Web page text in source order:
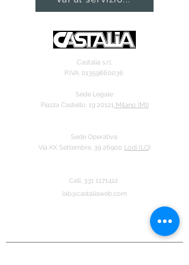
Castalia s.r.l.
P.IVA: 01359860036
Sede Legale:
Piazza Castello, 19 20121 Milano (MI)
Sede Operativa:
Via XX Settembre, 39 26900 Lodi (LO)
Cell. 331 1171412
lab@castaliaweb.com